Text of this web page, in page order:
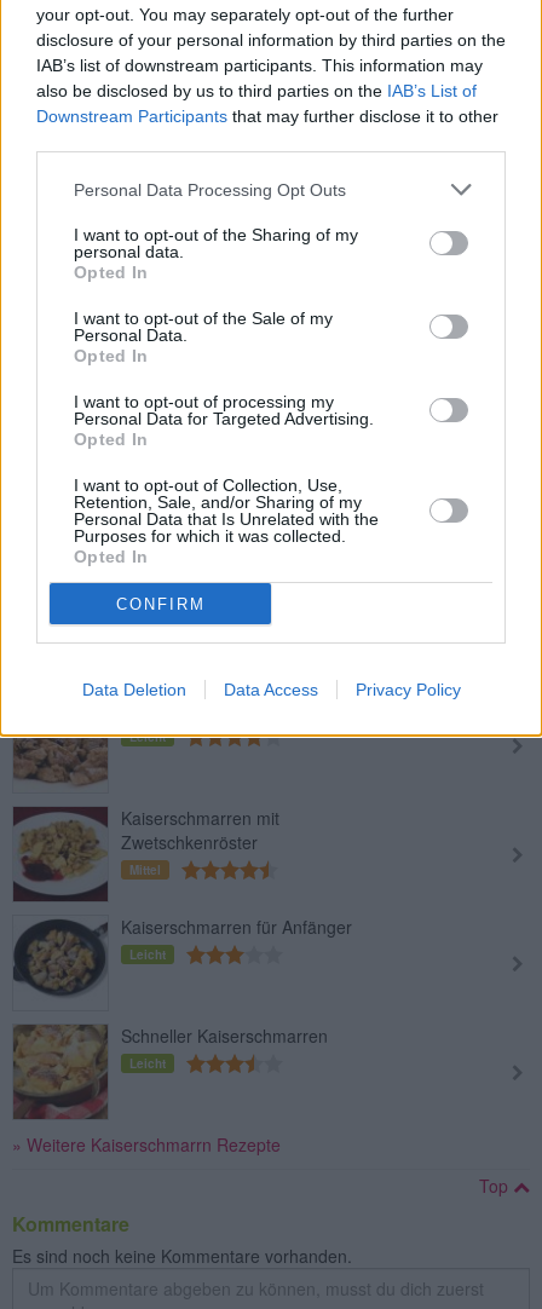
your opt-out. You may separately opt-out of the further
disclosure of your personal information by third parties on the
IAB’s list of downstream participants. This information may
also be disclosed by us to third parties on the IAB’s List of
Downstream Participants that may further disclose it to other
Personal Data Processing Opt Outs
I want to opt-out of the Sharing of my
personal data.
Opted In
I want to opt-out of the Sale of my
Personal Data.
Opted In
I want to opt-out of processing my
Personal Data for Targeted Advertising.
Opted In
I want to opt-out of Collection, Use,
Retention, Sale, and/or Sharing of my
Personal Data that Is Unrelated with the
Purposes for which it was collected.
Opted In
CONFIRM
Data Deletion Data Access Privacy Policy
Kaiserschmarrn aus der
Heißluftfritteuse
Leicht
Leicht
Veganer Kaiserschmarrn
Leicht
Kaiserschmarrn mit Brombeeren
Leicht
Kaiserschmarrn aus dem Thermomix
Leicht
Leicht
Kaiserschmarren mit
Zwetschkenröster
Mittel
Kaiserschmarren für Anfänger
Leicht
Schneller Kaiserschmarren
Leicht
» Weitere Kaiserschmarrn Rezepte
Top
Kommentare
Es sind noch keine Kommentare vorhanden.